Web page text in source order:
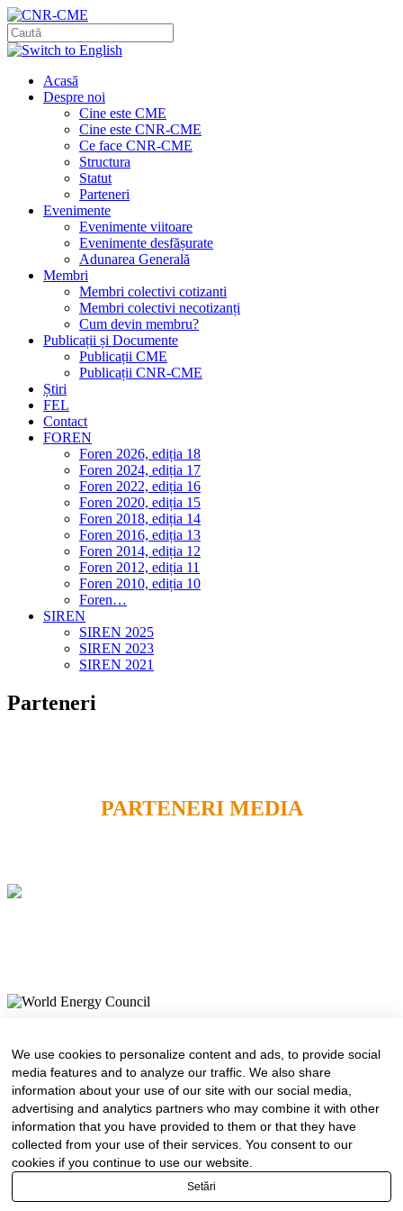
Acasă
Despre noi
Cine este CME
Cine este CNR-CME
Ce face CNR-CME
Structura
Statut
Parteneri
Evenimente
Evenimente viitoare
Evenimente desfășurate
Adunarea Generală
Membri
Membri colectivi cotizanti
Membri colectivi necotizanți
Cum devin membru?
Publicații și Documente
Publicații CME
Publicații CNR-CME
Știri
FEL
Contact
FOREN
Foren 2026, ediția 18
Foren 2024, ediția 17
Foren 2022, ediția 16
Foren 2020, ediția 15
Foren 2018, ediția 14
Foren 2016, ediția 13
Foren 2014, ediția 12
Foren 2012, ediția 11
Foren 2010, ediția 10
Foren…
SIREN
SIREN 2025
SIREN 2023
SIREN 2021
Parteneri
PARTENERI MEDIA
Conducere
Consiliul Director
Secretariatul executiv
Consiliul științific consultativ
Hotarâri ale Consiliului Director
Bibliotecă
Publicații CNR-CME
Publicații CME
We use cookies to personalize content and ads, to provide social
media features and to analyze our traffic. We also share
information about your use of our site with our social media,
advertising and analytics partners who may combine it with other
information that you have provided to them or that they have
collected from your use of their services. You consent to our
cookies if you continue to use our website.
Setări